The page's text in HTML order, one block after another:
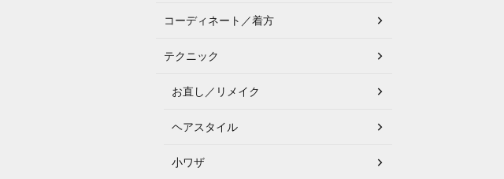
コーディネート／着方
テクニック
お直し／リメイク
ヘアスタイル
小ワザ